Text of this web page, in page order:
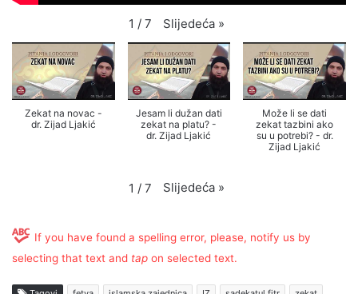
1 / 7 Slijedeća »
Zekat na novac -
dr. Zijad Ljakić
Jesam li dužan dati
zekat na platu? -
dr. Zijad Ljakić
Može li se dati
zekat tazbini ako
su u potrebi? - dr.
Zijad Ljakić
1 / 7 Slijedeća »
If you have found a spelling error, please, notify us by
selecting that text and tap on selected text.